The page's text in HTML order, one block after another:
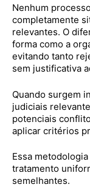
Nenhum
completamente
relevantes. O
forma como a
evitando tanto
sem justificativa
Quando surgem
judiciais
potenciais
aplicar critérios
Essa
tratamento
semelhantes.